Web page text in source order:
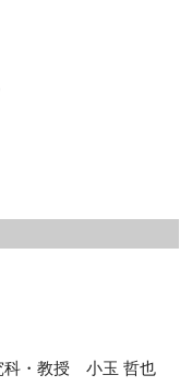
科・教授 小玉 哲也